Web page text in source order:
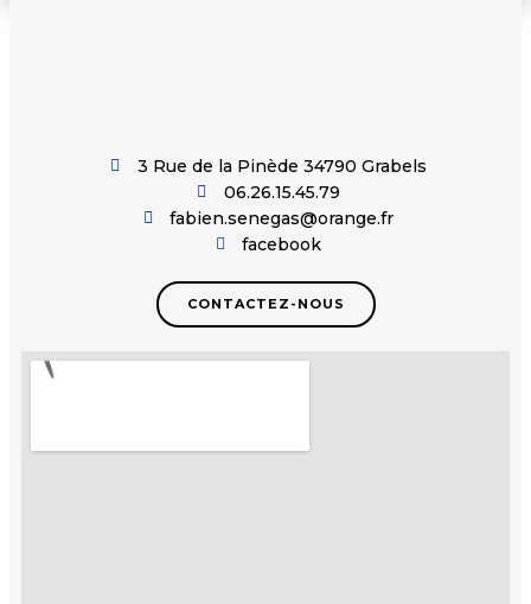
3 Rue de la Pinède 34790 Grabels
06.26.15.45.79
fabien.senegas@orange.fr
facebook
CONTACTEZ-NOUS